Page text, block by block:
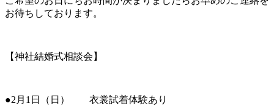
お待ちしております。
【神社結婚式相談会】
●2月1日（日） 衣裳試着体験あり